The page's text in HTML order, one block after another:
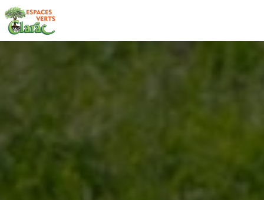
Panneau de gestion des cookies